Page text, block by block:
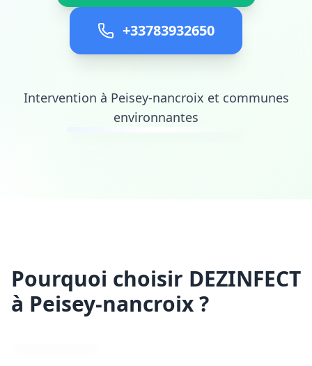
+33783932650
Intervention à Peisey-nancroix et communes
environnantes
Pourquoi choisir DEZINFECT
à Peisey-nancroix ?